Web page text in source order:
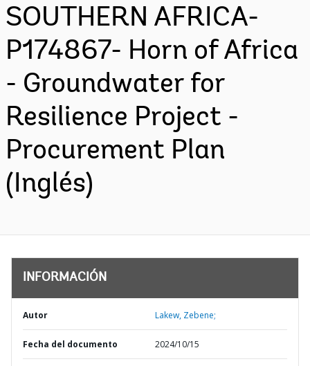
SOUTHERN AFRICA-
P174867- Horn of Africa
- Groundwater for
Resilience Project -
Procurement Plan
(Inglés)
INFORMACIÓN
Autor Lakew, Zebene;
Fecha del documento 2024/10/15